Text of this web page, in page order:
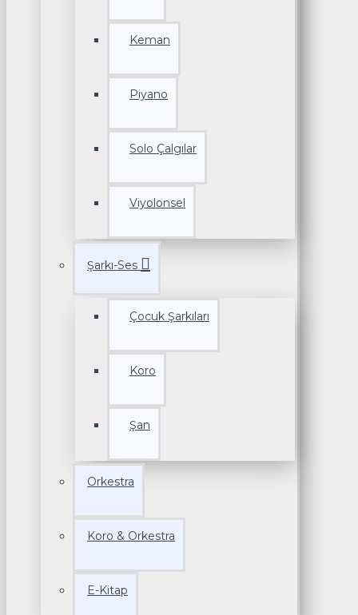
Keman
Piyano
Solo Çalgılar
Viyolonsel
Şarkı-Ses
Çocuk Şarkıları
Koro
Şan
Orkestra
Koro & Orkestra
E-Kitap